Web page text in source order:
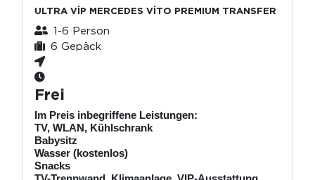
ULTRA VİP MERCEDES VİTO PREMIUM TRANSFER
1-6 Person
6 Gepäck
Frei
Im Preis inbegriffene Leistungen:
TV, WLAN, Kühlschrank
Babysitz
Wasser (kostenlos)
Snacks